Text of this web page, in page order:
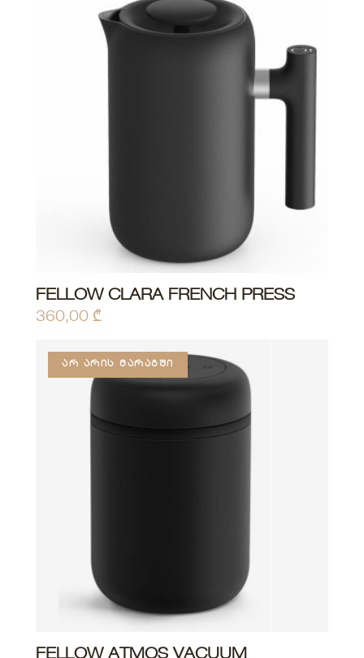
FELLOW CLARA FRENCH PRESS
360,00 ₾
ᲐᲠ ᲐᲠᲘᲡ ᲛᲐᲠᲐᲒᲨᲘ